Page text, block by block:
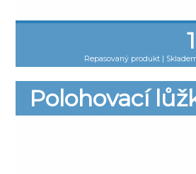
Repasovaný produkt
Polohovací